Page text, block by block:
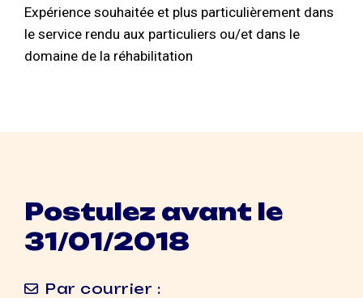
Expérience souhaitée et plus particulièrement dans
le service rendu aux particuliers ou/et dans le
domaine de la réhabilitation
Postulez avant le
31/01/2018
Par courrier :